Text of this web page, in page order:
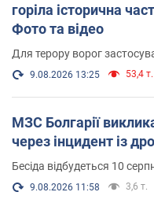
горіла історична
Фото та відео
Для терору ворог
9.08.2026 13:25 53,4 т.
МЗС Болгарії
через інцидент із
Бесіда відбудеться 10
9.08.2026 11:58 3,6 т.